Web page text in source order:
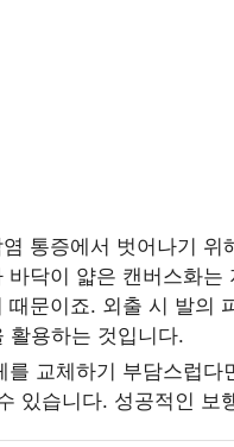
통증에서 벗어나기
바닥이 얇은 캔버스화
때문이죠. 외출 시 발의
활용하는 것입니다.
를 교체하기 부담스럽
있습니다. 성공적인 보